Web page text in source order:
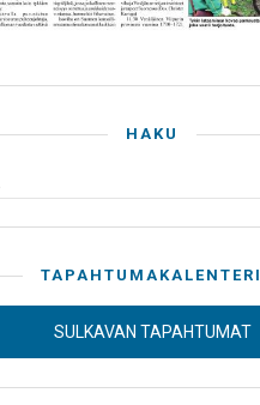
HAKU
TAPAHTUMAKALENTERI
SULKAVAN TAPAHTUMAT